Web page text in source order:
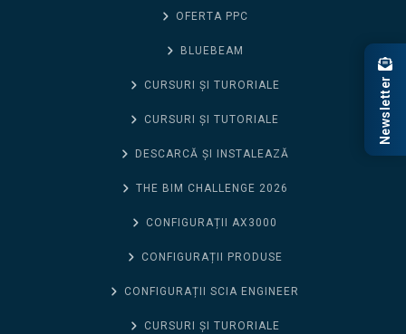
OFERTA PPC
BLUEBEAM
CURSURI ȘI TURORIALE
CURSURI ȘI TUTORIALE
DESCARCĂ ȘI INSTALEAZĂ
THE BIM CHALLENGE 2026
CONFIGURAȚII AX3000
CONFIGURAȚII PRODUSE
CONFIGURAȚII SCIA ENGINEER
CURSURI ȘI TURORIALE
Newsletter